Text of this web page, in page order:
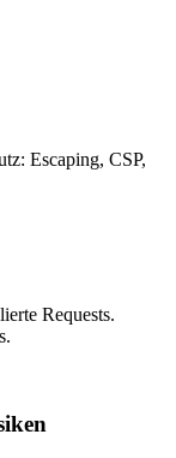
Escaping, CSP,
Requests.